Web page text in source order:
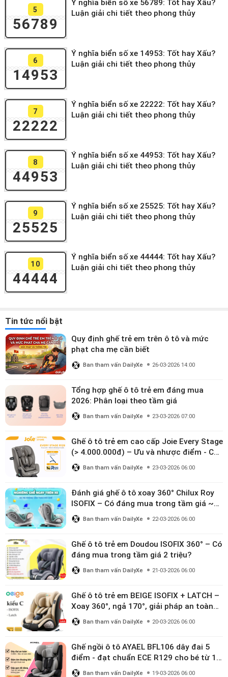
5
56789
Ý nghĩa biển số xe 56789: Tốt hay Xấu?
Luận giải chi tiết theo phong thủy
6
14953
Ý nghĩa biển số xe 14953: Tốt hay Xấu?
Luận giải chi tiết theo phong thủy
7
22222
Ý nghĩa biển số xe 22222: Tốt hay Xấu?
Luận giải chi tiết theo phong thủy
8
44953
Ý nghĩa biển số xe 44953: Tốt hay Xấu?
Luận giải chi tiết theo phong thủy
9
25525
Ý nghĩa biển số xe 25525: Tốt hay Xấu?
Luận giải chi tiết theo phong thủy
10
44444
Ý nghĩa biển số xe 44444: Tốt hay Xấu?
Luận giải chi tiết theo phong thủy
Tin tức nổi bật
Quy định ghế trẻ em trên ô tô và mức
phạt cha mẹ cần biết
Ban tham vấn DailyXe 26-03-2026 14:00
Tổng hợp ghế ô tô trẻ em đáng mua
2026: Phân loại theo tầm giá
Ban tham vấn DailyXe 23-03-2026 07:00
Ghế ô tô trẻ em cao cấp Joie Every Stage
(> 4.000.000đ) – Ưu và nhược điểm - Có
đáng đầu tư cho bé từ 0–12 tuổi?
Ban tham vấn DailyXe 23-03-2026 06:00
Đánh giá ghế ô tô xoay 360° Chilux Roy
ISOFIX – Có đáng mua trong tầm giá ~3
triệu
Ban tham vấn DailyXe 22-03-2026 06:00
Ghế ô tô trẻ em Doudou ISOFIX 360° – Có
đáng mua trong tầm giá 2 triệu?
Ban tham vấn DailyXe 21-03-2026 06:00
Ghế ô tô trẻ em BEIGE ISOFIX + LATCH –
Xoay 360°, ngả 170°, giải pháp an toàn
linh hoạt cho bé 0–10 tuổi
Ban tham vấn DailyXe 20-03-2026 06:00
Ghế ngồi ô tô AYAEL BFL106 dây đai 5
điểm - đạt chuẩn ECE R129 cho bé từ 1–
10 tuổi
Ban tham vấn DailyXe 19-03-2026 06:00